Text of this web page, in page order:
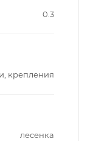
0.3
крепления
лесенка